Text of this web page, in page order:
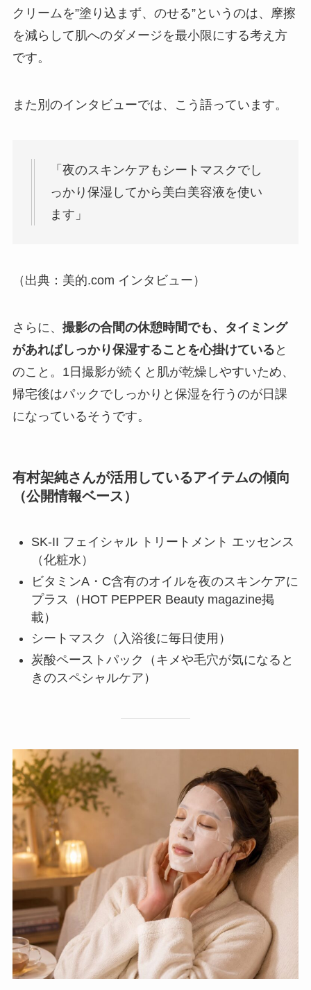
クリームを”塗り込まず、のせる”というのは、摩擦
を減らして肌へのダメージを最小限にする考え方
です。
また別のインタビューでは、こう語っています。
「夜のスキンケアもシートマスクでし
っかり保湿してから美白美容液を使い
ます」
（出典：美的.com インタビュー）
さらに、 撮影の合間の休憩時間でも、タイミング
があればしっかり保湿することを心掛けている と
のこと。1日撮影が続くと肌が乾燥しやすいため、
帰宅後はパックでしっかりと保湿を行うのが日課
になっているそうです。
有村架純さんが活用しているアイテムの傾向
（公開情報ベース）
SK-II フェイシャル トリートメント エッセンス
（化粧水）
ビタミンA・C含有のオイルを夜のスキンケアに
プラス（HOT PEPPER Beauty magazine掲
載）
シートマスク（入浴後に毎日使用）
炭酸ペーストパック（キメや毛穴が気になると
きのスペシャルケア）